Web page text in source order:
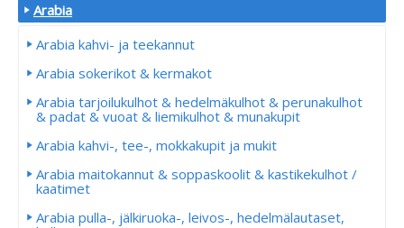
Arabia
Arabia kahvi- ja teekannut
Arabia sokerikot & kermakot
Arabia tarjoilukulhot & hedelmäkulhot & perunakulhot
& padat & vuoat & liemikulhot & munakupit
Arabia kahvi-, tee-, mokkakupit ja mukit
Arabia maitokannut & soppaskoolit & kastikekulhot /
kaatimet
Arabia pulla-, jälkiruoka-, leivos-, hedelmälautaset,